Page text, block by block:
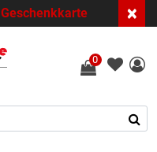
Geschenkkarte ×
0